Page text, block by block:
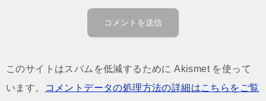
このサイトはスパムを低減するために Akismet を使って
います。
コメントデータの処理方法の詳細はこちらをご覧